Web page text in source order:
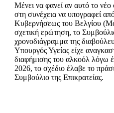
Μένει να φανεί αν αυτό το
στη συνέχεια να υπογραφεί
Κυβερνήσεως του Βελγίου
σχετική ερώτηση, το
χρονοδιάγραμμα της
Υπουργός Υγείας είχε
διαφήμισης του αλκοόλ λόγω
2026, το σχέδιο έλαβε το
Συμβούλιο της Επικρατείας.